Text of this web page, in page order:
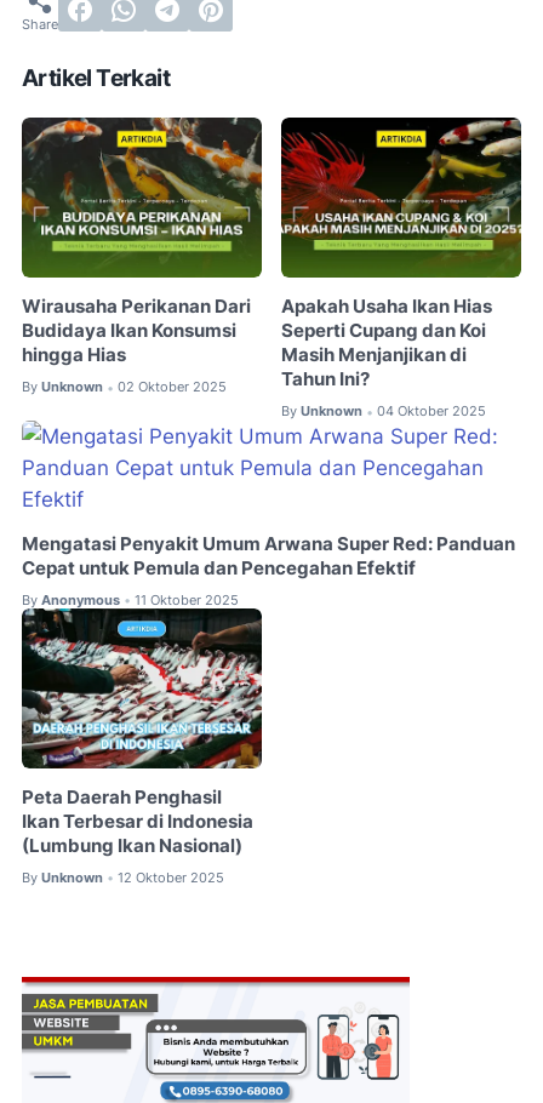
Artikel Terkait
Wirausaha Perikanan Dari
Budidaya Ikan Konsumsi
hingga Hias
By Unknown • 02 Oktober 2025
Apakah Usaha Ikan Hias
Seperti Cupang dan Koi
Masih Menjanjikan di
Tahun Ini?
By Unknown • 04 Oktober 2025
Mengatasi Penyakit Umum Arwana Super Red: Panduan
Cepat untuk Pemula dan Pencegahan Efektif
By Anonymous • 11 Oktober 2025
Peta Daerah Penghasil
Ikan Terbesar di Indonesia
(Lumbung Ikan Nasional)
By Unknown • 12 Oktober 2025